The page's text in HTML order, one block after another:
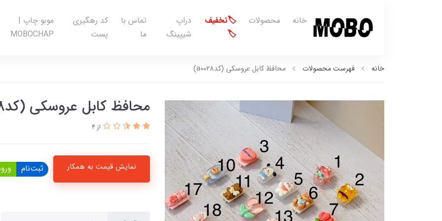
خانه محصولات
🏷️تخفیف
🏷️
دراپ
شیپینگ
تماس با
ما
کد رهگیری
پست
موبو چاپ |
MOBOCHAP
خانه فهرست محصولات محافظ کابل عروسکی (کدa0028)
محافظ کابل عروسکی (کدa0028)
از 4
نمایش قیمت به همکار ثبت‌نام